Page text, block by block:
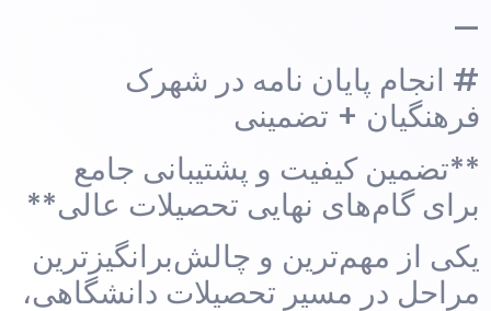
—
# انجام پایان نامه در شهرک
فرهنگیان + تضمینی
**تضمین کیفیت و پشتیبانی جامع
برای گام‌های نهایی تحصیلات عالی**
یکی از مهم‌ترین و چالش‌برانگیزترین
مراحل در مسیر تحصیلات دانشگاهی،